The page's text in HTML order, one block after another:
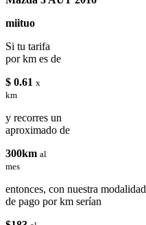
miituo
Si tu tarifa
por km es de
$ 0.61 x
km
y recorres un
aproximado de
300km al
mes
entonces, con nuestra modalidad
de pago por km serían